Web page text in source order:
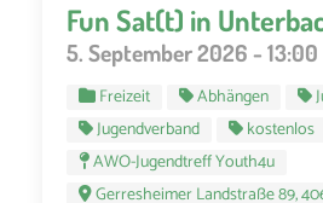
Fun Sat(t) in
5. September 2026 - 13:00
Freizeit Abhängen
Jugendverband
kostenlos
AWO-Jugendtreff Youth4u
Gerresheimer Landstraße 89,